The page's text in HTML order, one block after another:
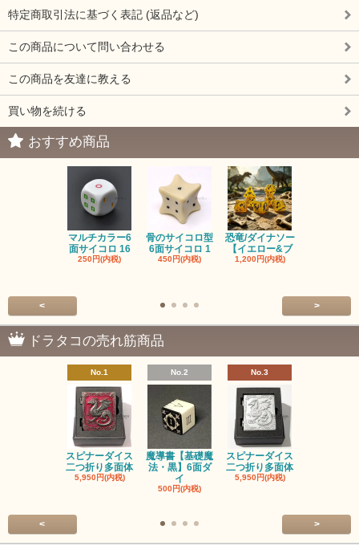
特定商取引法に基づく表記 (返品など)
この商品について問い合わせる
この商品を友達に教える
買い物を続ける
おすすめ商品
マルチカラー6
面サイコロ 16
250円(内税)
骨のサイコロ型
6面サイコロ 1
450円(内税)
恐竜/ダイナソー
【イエロー&ブ
1,200円(内税)
< >
ドラタコの売れ筋商品
No.1
スピナーダイス
二つ折り多面体
5,950円(内税)
No.2
魔導書【基礎魔
法・黒】6面ダ
イ
500円(内税)
No.3
スピナーダイス
二つ折り多面体
5,950円(内税)
< >